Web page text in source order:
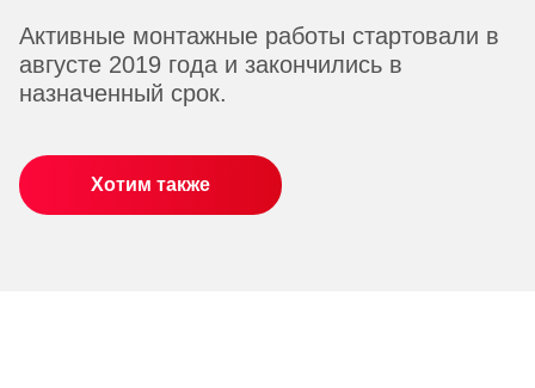
Активные монтажные работы стартовали в
августе 2019 года и закончились в
назначенный срок.
Хотим также